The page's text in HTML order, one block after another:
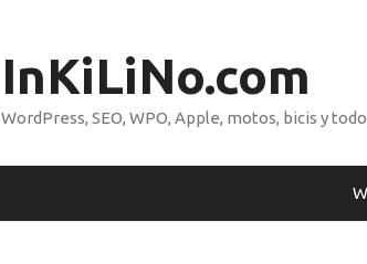
InKiLiNo.com
WordPress, SEO, WPO, Apple, motos, bicis y